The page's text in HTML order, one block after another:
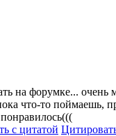
на форумке... очень
что-то поймаешь,
с цитатой